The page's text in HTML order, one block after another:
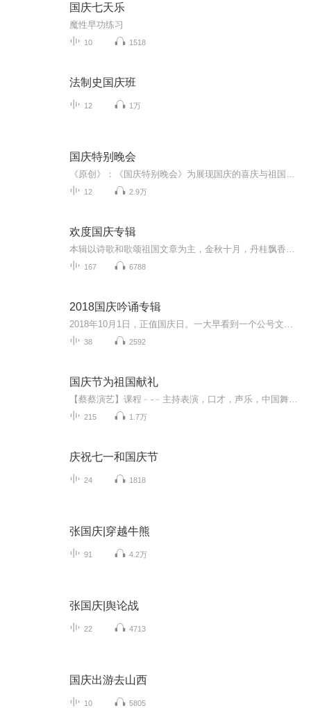
国庆七天乐
魔性早功练习
10 1518
法制史国庆班
12 1万
国庆特别晚会
12 2.9万
欢度国庆专辑
167 6788
2018国庆吟诵专辑
38 2592
国庆节为祖国献礼
215 1.7万
庆祝七一和国庆节
24 1818
张国庆|穿越牛熊
91 4.2万
张国庆|舆论战
22 4713
国庆出游去山西
10 5805